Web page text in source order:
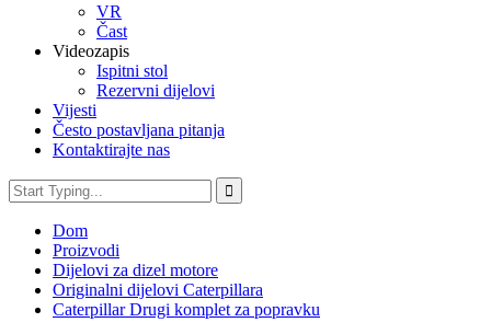
VR
Čast
Videozapis
Ispitni stol
Rezervni dijelovi
Vijesti
Često postavljana pitanja
Kontaktirajte nas
Dom
Proizvodi
Dijelovi za dizel motore
Originalni dijelovi Caterpillara
Caterpillar Drugi komplet za popravku